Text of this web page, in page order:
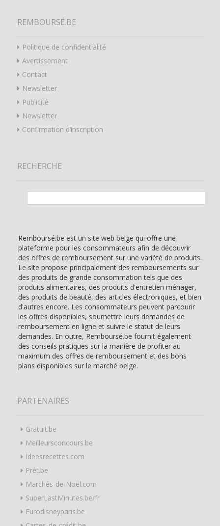
REMBOURSÉ.BE
Politique de confidentialité
Avertissement
Contact
Newsletter
Publicité
Newsletter
Confirmation d’inscription
RECHERCHE
Remboursé.be est un site web belge qui offre une
plateforme pour les consommateurs afin de découvrir
des offres de remboursement sur une variété de produits.
Le site propose principalement des remboursements sur
des produits de grande consommation tels que des
produits alimentaires, des produits d'entretien ménager,
des produits de beauté, des articles électroniques, et bien
d'autres encore. Les consommateurs peuvent parcourir
les offres disponibles, soumettre leurs demandes de
remboursement en ligne et suivre le statut de leurs
demandes. En outre, Remboursé.be fournit également
des conseils pratiques sur la manière de profiter au
maximum des offres de remboursement et des bons
plans disponibles sur le marché belge.
PARTENAIRES
Gratuit.be
Meilleursconcours.be
Ideesrecettes.com
Prêt.be
Marchés-de-Noël.com
SuperLastMinutes.be/fr
Eurodisneyparis.be